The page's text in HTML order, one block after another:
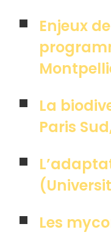
Enjeux
La
Paris
Les